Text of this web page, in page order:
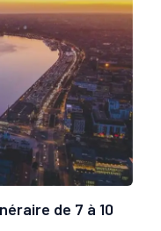
de 7 à 10